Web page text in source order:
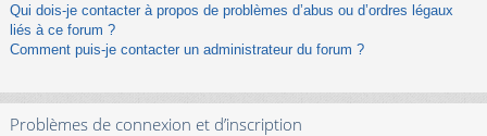
Qui dois-je contacter à propos de problèmes d’abus ou d’ordres légaux
liés à ce forum ?
Comment puis-je contacter un administrateur du forum ?
Problèmes de connexion et d’inscription